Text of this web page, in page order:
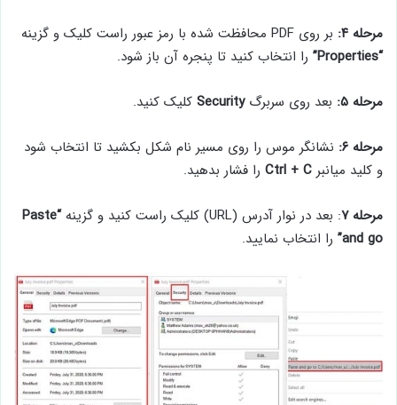
مرحله ۴:
بر روی PDF محافظت شده با رمز عبور راست کلیک و گزینه
“Properties”
را انتخاب کنید تا پنجره آن باز شود.
مرحله ۵: بعد روی سربرگ Security کلیک کنید.
مرحله ۶:
نشانگر موس را روی مسیر نام شکل بکشید تا انتخاب شود
و کلید میانبر Ctrl + C را فشار بدهید.
مرحله ۷ : بعد در نوار آدرس (URL) کلیک راست کنید و گزینه
“Paste
and go” را انتخاب نمایید.